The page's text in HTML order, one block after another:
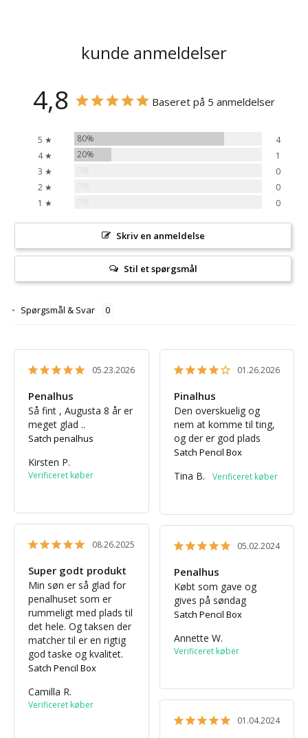
kunde anmeldelser
4,8 Baseret på 5 anmeldelser
5 ★ 80%
4
4 ★
20%
1
3 ★
0
2 ★
0
1 ★
0
Skriv en anmeldelse
Stil et spørgsmål
Spørgsmål & Svar
05.23.2026
Penalhus
Så fint , Augusta 8 år er
meget glad ..
Satch penalhus
Kirsten P.
01.26.2026
Pinalhus
Den overskuelig og
nem at komme til ting,
og der er god plads
Satch Pencil Box
Tina B.
08.26.2025
Super godt produkt
Min søn er så glad for
penalhuset som er
rummeligt med plads til
det hele. Og taksen der
matcher til er en rigtig
god taske og kvalitet.
Satch Pencil Box
Camilla R.
05.02.2024
Penalhus
Købt som gave og
gives på søndag
Satch Pencil Box
Annette W.
01.04.2024